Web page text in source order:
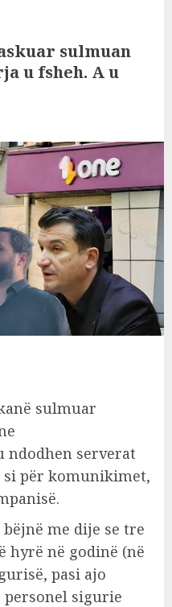
sulmuan
u fsheh. A u
sulmuar
ndodhen serverat
si për komunikimet,
bëjnë me dije se tre
hyrë në godinë (në
pasi ajo
personel sigurie